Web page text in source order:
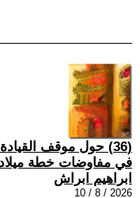
(36) حول موقف
في مفاوضات خطة
ابراهيم ابراش
2026 / 8 / 10